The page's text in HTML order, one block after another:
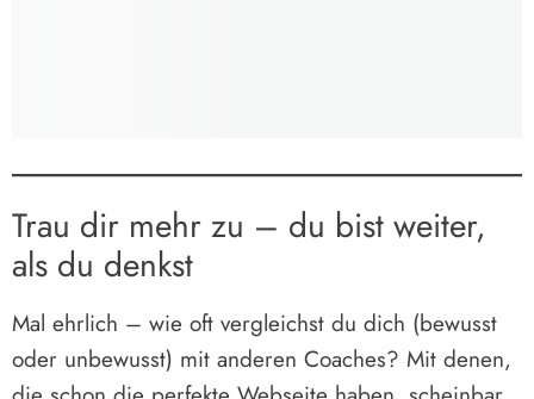
Trau dir mehr zu – du bist weiter,
als du denkst
Mal ehrlich – wie oft vergleichst du dich (bewusst
oder unbewusst) mit anderen Coaches? Mit denen,